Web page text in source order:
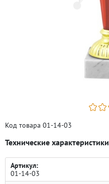
Код товара 01-14-03
Технические характеристики
Артикул:
01-14-03